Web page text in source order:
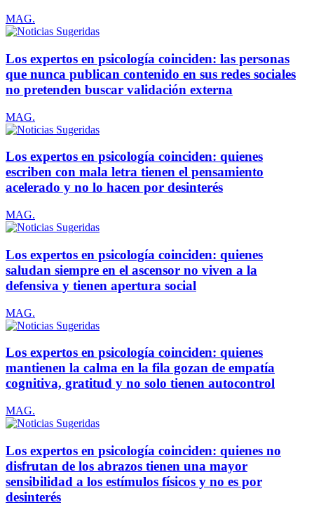
MAG.
Los expertos en psicología coinciden: las personas
que nunca publican contenido en sus redes sociales
no pretenden buscar validación externa
MAG.
Los expertos en psicología coinciden: quienes
escriben con mala letra tienen el pensamiento
acelerado y no lo hacen por desinterés
MAG.
Los expertos en psicología coinciden: quienes
saludan siempre en el ascensor no viven a la
defensiva y tienen apertura social
MAG.
Los expertos en psicología coinciden: quienes
mantienen la calma en la fila gozan de empatía
cognitiva, gratitud y no solo tienen autocontrol
MAG.
Los expertos en psicología coinciden: quienes no
disfrutan de los abrazos tienen una mayor
sensibilidad a los estímulos físicos y no es por
desinterés